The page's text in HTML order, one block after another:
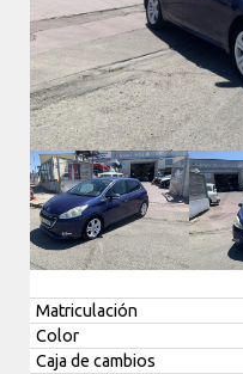
Matriculación
Color
Caja de cambios